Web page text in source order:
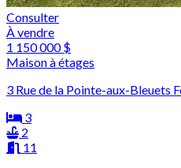
Consulter
À vendre
1 150 000 $
Maison à étages
3 Rue de la Pointe-aux-Bleuets
3
2
11